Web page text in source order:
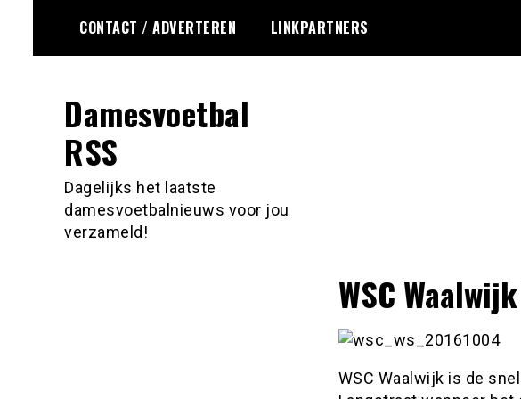
de
CONTACT / ADVERTEREN LINKPARTNERS
Damesvoetbal
RSS
Dagelijks het laatste
damesvoetbalnieuws voor jou
verzameld!
WSC
WSC Waalwijk is de